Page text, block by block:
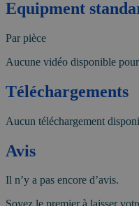
Equipment
Par pièce
Aucune vidéo disponible
Téléchargements
Aucun téléchargement
Avis
Il n’y a pas encore d’avis.